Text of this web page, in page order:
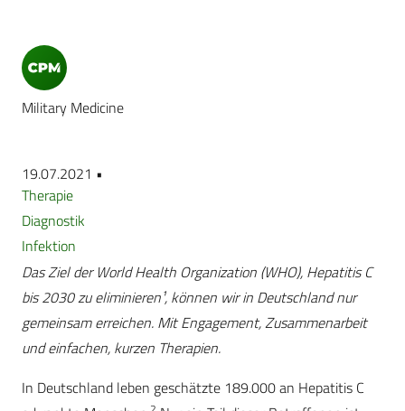
Military Medicine
19.07.2021 •
Therapie
Diagnostik
Infektion
Das Ziel der World Health Organization (WHO), Hepatitis C
bis 2030 zu eliminieren¹, können wir in Deutschland nur
gemeinsam erreichen. Mit Engagement, Zusammenarbeit
und einfachen, kurzen Therapien.
In Deutschland leben geschätzte 189.000 an Hepatitis C